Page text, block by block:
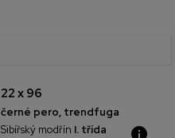
22 x 96
černé pero, trendfuga
Sibířský modřín I. třída